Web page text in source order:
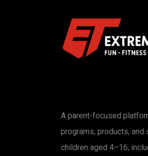
A parent-focused
programs, products,
children aged 4–16,